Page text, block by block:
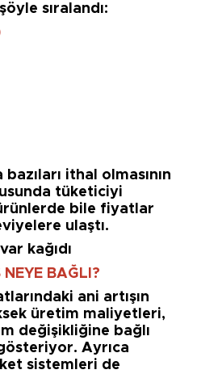
sıralandı:
ithal olmasının
tüketiciyi
bile fiyatlar
ulaştı.
BAĞLI?
ani artışın
üretim maliyetleri,
değişikliğine bağlı
Ayrıca
sistemleri de